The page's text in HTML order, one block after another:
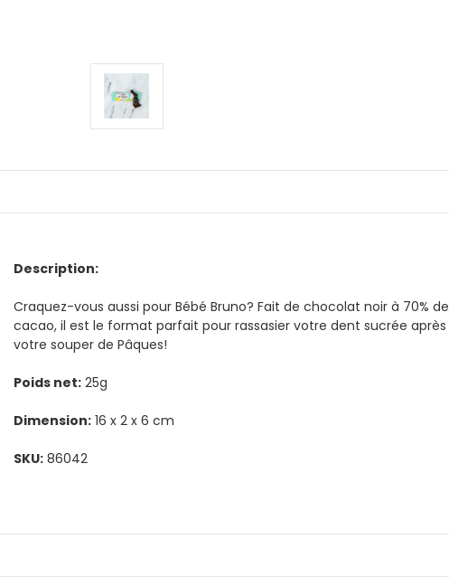
Description:
Craquez-vous aussi pour Bébé Bruno? Fait de chocolat noir à 70% de
cacao, il est le format parfait pour rassasier votre dent sucrée après
votre souper de Pâques!
Poids net: 25g
Dimension: 16 x 2 x 6 cm
SKU: 86042